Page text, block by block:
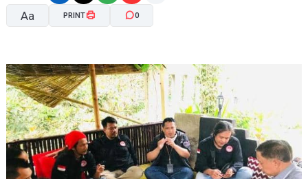
Aa
A- A+
PRINT 0